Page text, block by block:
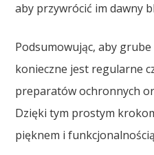
aby przywrócić im dawny
Podsumowując, aby grube
konieczne jest regularne
preparatów ochronnych
Dzięki tym prostym
pięknem i